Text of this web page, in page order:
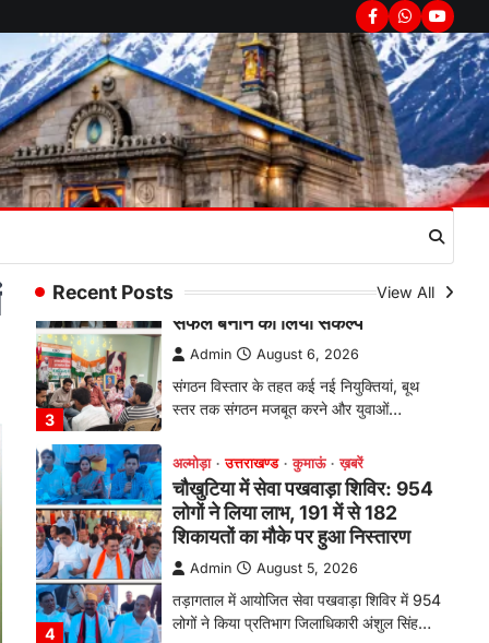
Facebook
Whatsapp
Recent Posts View All
2
Admin August 6, 2026
भतरोजखान में कांग्रेस का प्रदर्शन, स्वास्थ्य मंत्री
व शिक्षा मंत्री का फूंका पुतला 'विद्यालयों में…
3
अल्मोड़ा उत्तराखण्ड कुमाऊं ख़बरें
रानीखेत में युवा कांग्रेस की जिला बैठक,
8 अगस्त को खड़गे की हल्द्वानी रैली को
संगठन विस्तार के तहत कई नई नियुक्तियां, बूथ
4
उत्तराखण्ड कुमाऊं
चौखुटिया में सेवा पखवाड़ा शिविर: 954
लोगों ने लिया लाभ, 191 में से 182
Admin August 5, 2026
तड़ागताल में आयोजित सेवा पखवाड़ा शिविर में 954
लोगों ने किया प्रतिभाग जिलाधिकारी अंशुल सिंह…
उत्तराखण्ड कुमाऊं
मानिला देवी मंदिर में श्रीमद्भागवत कथा के
चतुर्थ दिवस धूमधाम से मनाया गया